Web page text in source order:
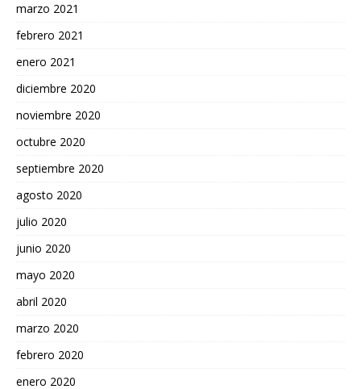
marzo 2021
febrero 2021
enero 2021
diciembre 2020
noviembre 2020
octubre 2020
septiembre 2020
agosto 2020
julio 2020
junio 2020
mayo 2020
abril 2020
marzo 2020
febrero 2020
enero 2020